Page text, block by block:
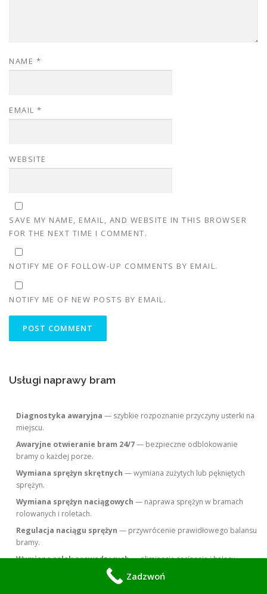
NAME *
EMAIL *
WEBSITE
SAVE MY NAME, EMAIL, AND WEBSITE IN THIS BROWSER
FOR THE NEXT TIME I COMMENT.
NOTIFY ME OF FOLLOW-UP COMMENTS BY EMAIL.
NOTIFY ME OF NEW POSTS BY EMAIL.
Usługi naprawy bram
Diagnostyka awaryjna — szybkie rozpoznanie przyczyny usterki na
miejscu.
Awaryjne otwieranie bram 24/7— bezpieczne odblokowanie
bramy o każdej porze.
Wymiana sprężyn skrętnych — wymiana zużytych lub pękniętych
sprężyn.
Wymiana sprężyn naciągowych — naprawa sprężyn w bramach
rolowanych i roletach.
Regulacja naciągu sprężyn — przywrócenie prawidłowego balansu
bramy.
Wymiana rolek prowadzących— eliminacja zacinania i hałasu.
— naprawa lub wymiana uszkodzonych
Zadzwoń